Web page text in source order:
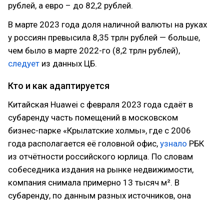
рублей, а евро – до 82,2 рублей.
В марте 2023 года доля наличной валюты на руках
у россиян превысила 8,35 трлн рублей — больше,
чем было в марте 2022-го (8,2 трлн рублей),
следует из данных ЦБ.
Кто и как адаптируется
Китайская Huawei с февраля 2023 года сдаёт в
субаренду часть помещений в московском
бизнес-парке «Крылатские холмы», где с 2006
года располагается её головной офис, узнало РБК
из отчётности российского юрлица. По словам
собеседника издания на рынке недвижимости,
компания снимала примерно 13 тысяч м². В
субаренду, по данным разных источников, она